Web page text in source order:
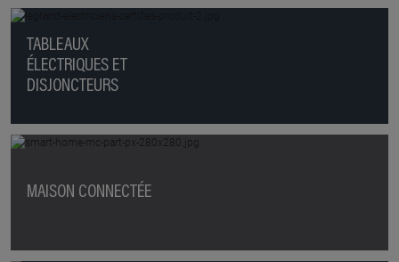
TABLEAUX
ÉLECTRIQUES ET
DISJONCTEURS
MAISON CONNECTÉE